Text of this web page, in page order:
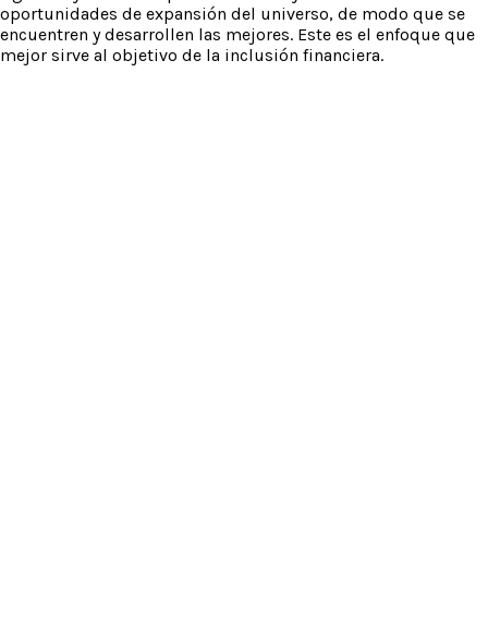
oportunidades de expansión del universo, de modo que se
encuentren y desarrollen las mejores. Este es el enfoque que
mejor sirve al objetivo de la inclusión financiera.